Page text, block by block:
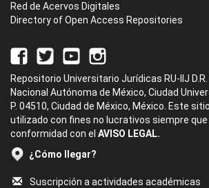
Red de Acervos Digitales
Directory of Open Access Repositories
Repositorio Universitario Jurídicas RU-IIJ
Nacional Autónoma de México, Ciudad
P. 04510, Ciudad de México, México. Este
utilizado con fines no lucrativos siempre
conformidad con el AVISO LEGAL.
¿Cómo llegar?
Suscripción a actividades académicas